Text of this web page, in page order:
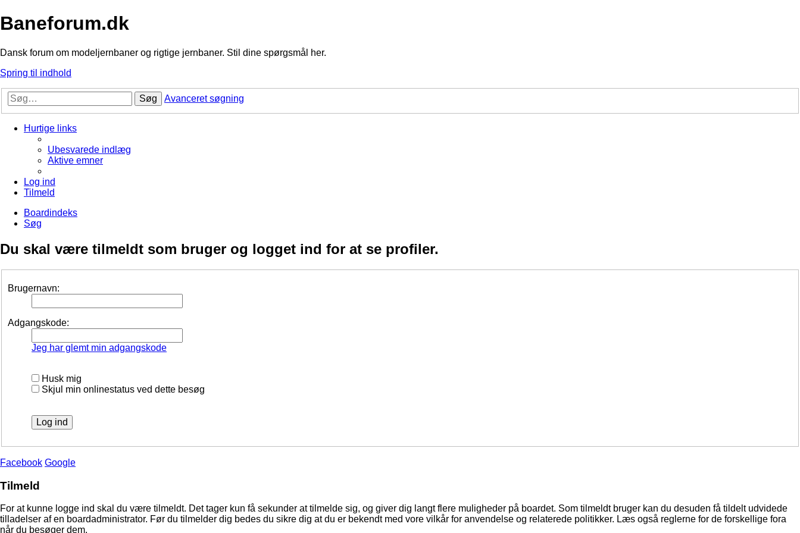
Baneforum.dk
Dansk forum om modeljernbaner og rigtige jernbaner. Stil dine spørgsmål her.
Spring til indhold
Søg Avanceret søgning
Hurtige links
Ubesvarede indlæg
Aktive emner
Log ind
Tilmeld
Boardindeks
Søg
Du skal være tilmeldt som bruger og logget ind for at se profiler.
Brugernavn:
Adgangskode:
Jeg har glemt min adgangskode
Husk mig
Skjul min onlinestatus ved dette besøg
Facebook Google
Tilmeld
For at kunne logge ind skal du være tilmeldt. Det tager kun få sekunder at tilmelde sig, og giver dig langt flere muligheder på boardet. Som tilmeldt bruger kan du desuden få tildelt udvidede
tilladelser af en boardadministrator. Før du tilmelder dig bedes du sikre dig at du er bekendt med vore vilkår for anvendelse og relaterede politikker. Læs også reglerne for de forskellige fora
når du besøger dem.